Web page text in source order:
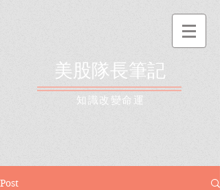
美股隊長筆記
​知識改變命運
Post